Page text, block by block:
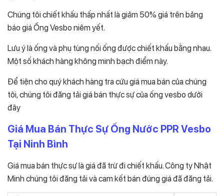
Chúng tôi chiết khấu thấp nhất là giảm 50% giá trên bảng
báo giá Ống Vesbo niêm yết.
Lưu ý là ống và phụ tùng nối ống được chiết khấu bằng nhau.
Một số khách hàng không minh bạch điểm này.
Để tiện cho quý khách hàng tra cứu giá mua bán của chúng
tôi, chúng tôi đăng tải giá bán thực sự của ống vesbo dưới
đây
Giá Mua Bán Thực Sự Ống Nước PPR Vesbo
Tại Ninh Bình
Giá mua bán thực sự là giá đã trừ đi chiết khấu. Công ty Nhật
Minh chúng tôi đăng tải và cam kết bán đúng giá đã đăng tải.